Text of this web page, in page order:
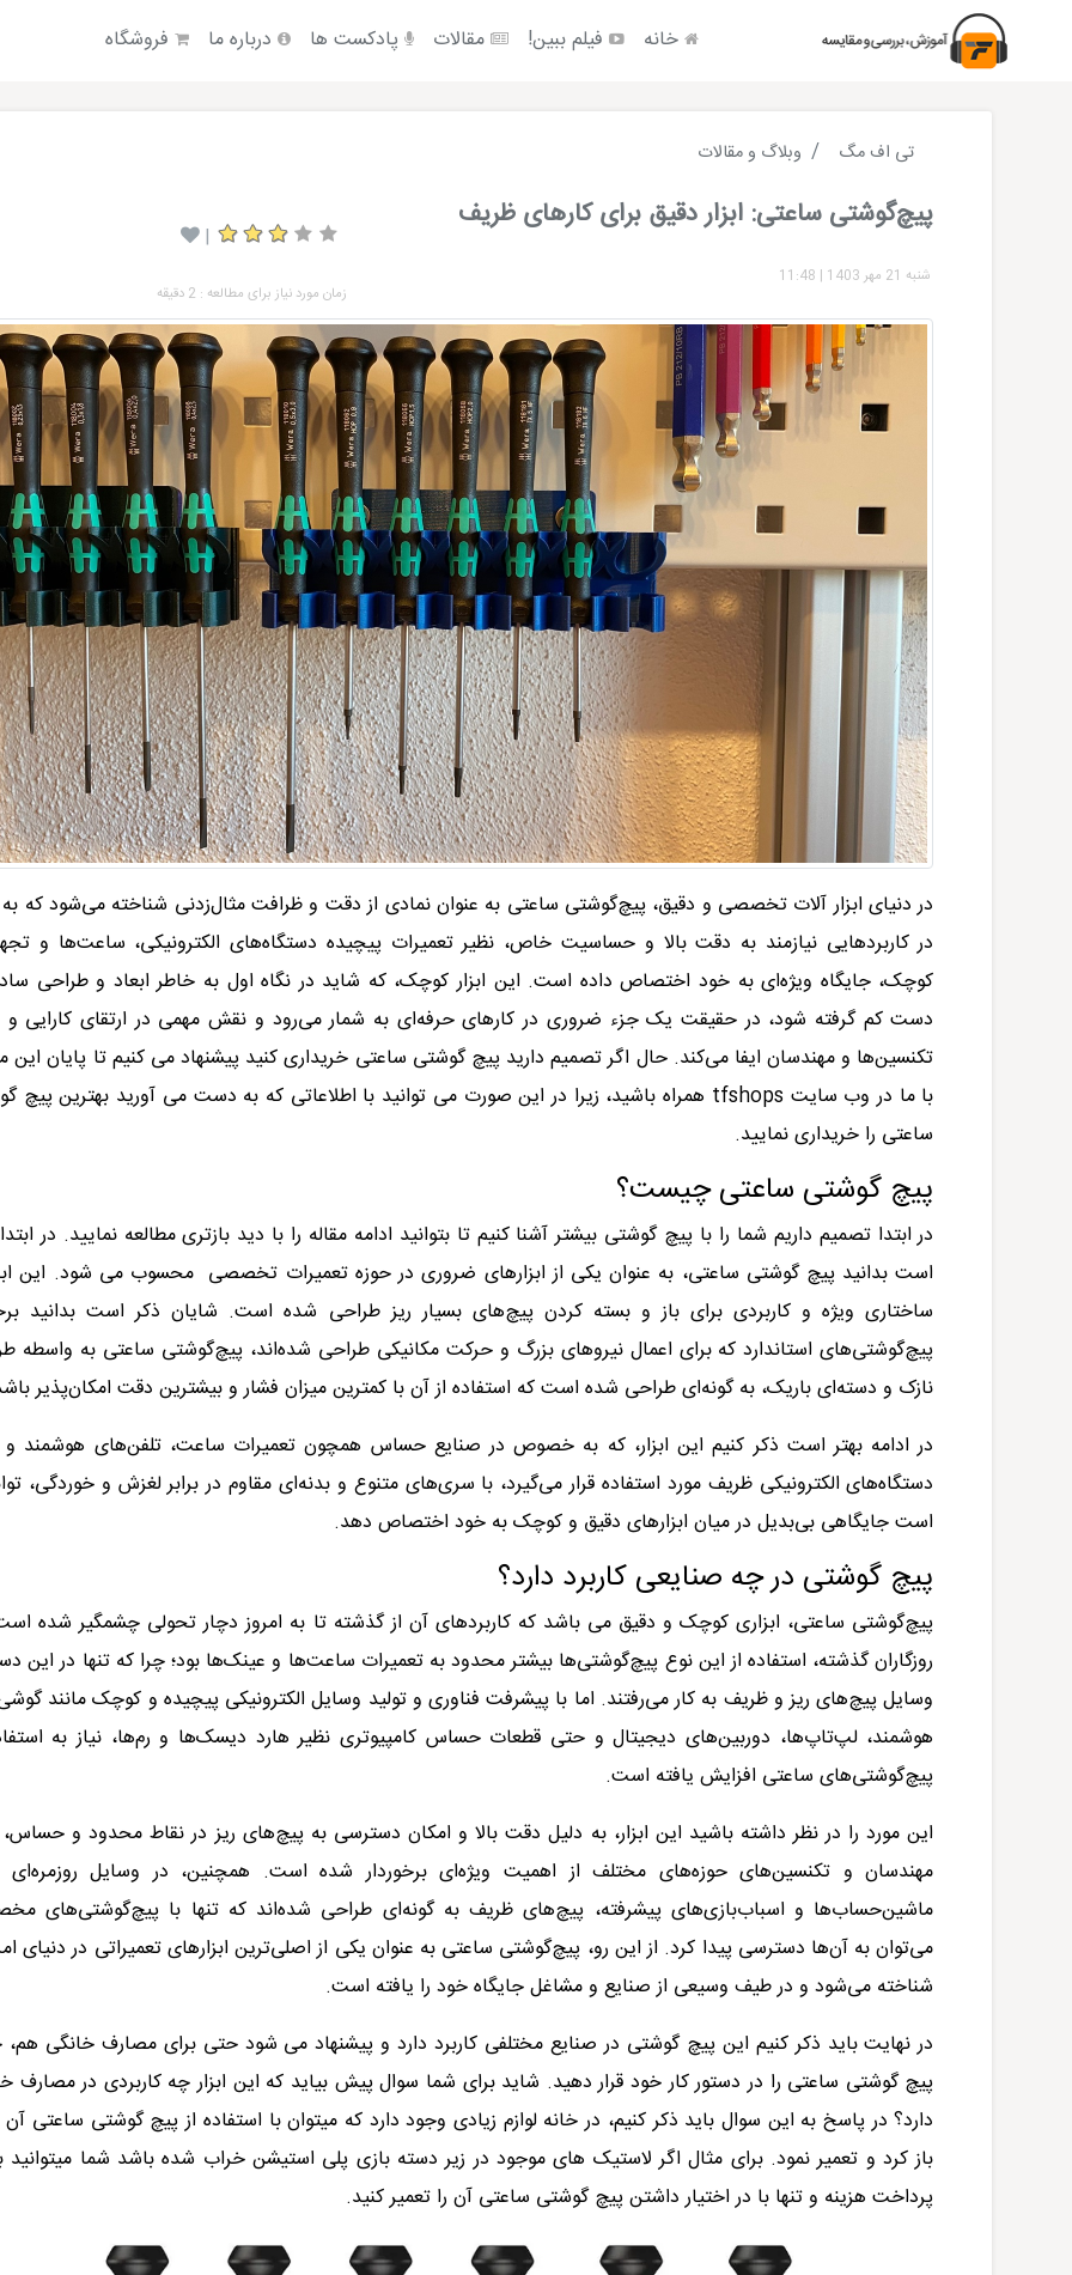
خانه فیلم ببین! مقالات پادکست ها درباره ما فروشگاه
تی اف مگ وبلاگ و مقالات
پیچ‌گوشتی ساعتی: ابزار دقیق برای کارهای ظریف
شنبه 21 مهر 1403 |
11:48
|
زمان مورد نیاز برای مطالعه : 2 دقیقه
در دنیای ابزار آلات تخصصی و دقیق، پیچ‌گوشتی ساعتی به عنوان نمادی از دقت و ظرافت مثال‌زدنی شناخته می‌شود که به
در کاربردهایی نیازمند به دقت بالا و حساسیت خاص، نظیر تعمیرات پیچیده‌ دستگاه‌های الکترونیکی، ساعت‌ها و
کوچک، جایگاه ویژه‌ای به خود اختصاص داده است. این ابزار کوچک، که شاید در نگاه اول به خاطر ابعاد و طراحی
دست کم گرفته شود، در حقیقت یک جزء ضروری در کارهای حرفه‌ای به شمار می‌رود و نقش مهمی در ارتقای کارایی
تکنسین‌ها و مهندسان ایفا می‌کند. حال اگر تصمیم دارید پیچ گوشتی ساعتی خریداری کنید پیشنهاد می کنیم تا پایان این
با ما در وب سایت tfshops همراه باشید، زیرا در این صورت می توانید با اطلاعاتی که به دست می آورید بهترین پیچ
ساعتی را خریداری نمایید.
پیچ گوشتی ساعتی چیست؟
در ابتدا تصمیم داریم شما را با پیچ گوشتی بیشتر آشنا کنیم تا بتوانید ادامه مقاله را با دید بازتری مطالعه نمایید. در
است بدانید پیچ‌ گوشتی ساعتی، به عنوان یکی از ابزارهای ضروری در حوزه تعمیرات تخصصی محسوب می شود. این
ساختاری ویژه و کاربردی برای باز و بسته کردن پیچ‌های بسیار ریز طراحی شده است. شایان ذکر است بدانید
پیچ‌گوشتی‌های استاندارد که برای اعمال نیروهای بزرگ و حرکت مکانیکی طراحی شده‌اند، پیچ‌گوشتی ساعتی به واسطه‌
نازک و دسته‌ای باریک، به گونه‌ای طراحی شده است که استفاده از آن با کمترین میزان فشار و بیشترین دقت امکان‌پذیر
در ادامه بهتر است ذکر کنیم این ابزار، که به خصوص در صنایع حساس همچون تعمیرات ساعت، تلفن‌های هوشمند و
دستگاه‌های الکترونیکی ظریف مورد استفاده قرار می‌گیرد، با سری‌های متنوع و بدنه‌ای مقاوم در برابر لغزش و خوردگی،
است جایگاهی بی‌بدیل در میان ابزارهای دقیق و کوچک به خود اختصاص دهد.
پیچ گوشتی در چه صنایعی کاربرد دارد؟
پیچ‌گوشتی ساعتی، ابزاری کوچک و دقیق می باشد که کاربردهای آن از گذشته تا به امروز دچار تحولی چشمگیر شده
روزگاران گذشته، استفاده از این نوع پیچ‌گوشتی‌ها بیشتر محدود به تعمیرات ساعت‌ها و عینک‌ها بود؛ چرا که تنها در این
وسایل پیچ‌های ریز و ظریف به کار می‌رفتند. اما با پیشرفت فناوری و تولید وسایل الکترونیکی پیچیده و کوچک مانند
هوشمند، لپ‌تاپ‌ها، دوربین‌های دیجیتال و حتی قطعات حساس کامپیوتری نظیر هارد دیسک‌ها و رم‌ها، نیاز به
پیچ‌گوشتی‌های ساعتی افزایش یافته است.
این مورد را در نظر داشته باشید این ابزار، به دلیل دقت بالا و امکان دسترسی به پیچ‌های ریز در نقاط محدود و حساس،
مهندسان و تکنسین‌های حوزه‌های مختلف از اهمیت ویژه‌ای برخوردار شده است. همچنین، در وسایل
ماشین‌حساب‌ها و اسباب‌بازی‌های پیشرفته، پیچ‌های ظریف به گونه‌ای طراحی شده‌اند که تنها با پیچ‌گوشتی‌های
می‌توان به آن‌ها دسترسی پیدا کرد. از این رو، پیچ‌گوشتی ساعتی به عنوان یکی از اصلی‌ترین ابزارهای تعمیراتی در دنیای
شناخته می‌شود و در طیف وسیعی از صنایع و مشاغل جایگاه خود را یافته است.
در نهایت باید ذکر کنیم این پیچ گوشتی در صنایع مختلفی کاربرد دارد و پیشنهاد می شود حتی برای مصارف خانگی هم،
پیچ گوشتی ساعتی را در دستور کار خود قرار دهید. شاید برای شما سوال پیش بیاید که این ابزار چه کاربردی در مصارف
دارد؟ در پاسخ به این سوال باید ذکر کنیم، در خانه لوازم زیادی وجود دارد که میتوان با استفاده از پیچ گوشتی ساعتی آن
باز کرد و تعمیر نمود. برای مثال اگر لاستیک های موجود در زیر دسته بازی پلی استیشن خراب شده باشد شما میتوانید
پرداخت هزینه و تنها با در اختیار داشتن پیچ گوشتی ساعتی آن را تعمیر کنید.